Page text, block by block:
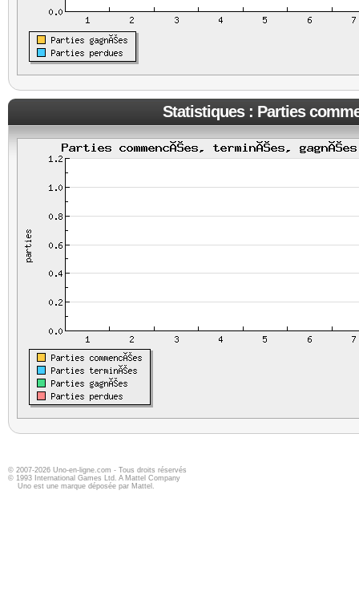
Statistiques : Parties
© 2007-2026 Uno-en-ligne.com - Tous droits réservés
© 1993 International Games Ltd. A Mattel Company
Uno est une marque déposée par Mattel.